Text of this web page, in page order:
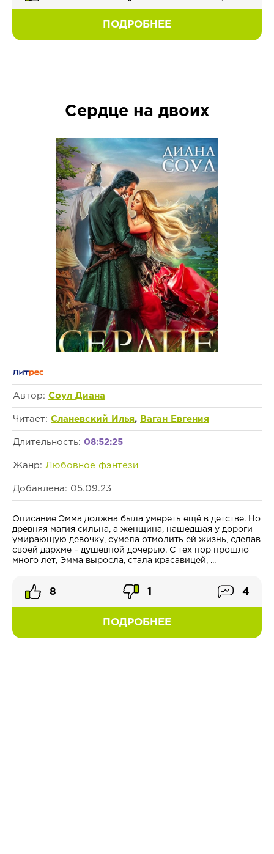
ПОДРОБНЕЕ
Сердце на двоих
Автор: Соул Диана
Читает: Сланевский Илья, Ваган Евгения
Длительность: 08:52:25
Жанр: Любовное фэнтези
Добавлена: 05.09.23
Описание Эмма должна была умереть ещё в детстве. Но
древняя магия сильна, а женщина, нашедшая у дороги
умирающую девочку, сумела отмолить ей жизнь, сделав
своей дархме – душевной дочерью. С тех пор прошло
много лет, Эмма выросла, стала красавицей, ...
ПОДРОБНЕЕ
8 1 4